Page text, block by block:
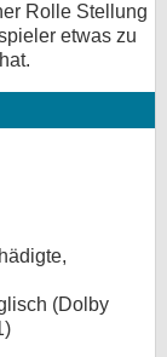
Rolle Stellung
etwas zu
(Dolby